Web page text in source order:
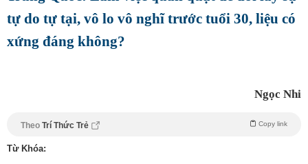
tự do tự tại, vô lo vô nghĩ trước tuổi 30, liệu có
xứng đáng không?
Ngọc Nhi
Theo Trí Thức Trẻ Copy link
Từ Khóa: